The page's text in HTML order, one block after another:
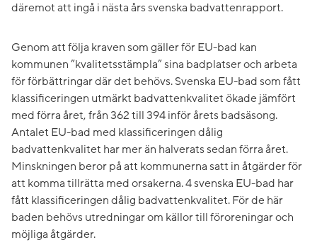
däremot att ingå i nästa års svenska badvattenrapport.
Genom att följa kraven som gäller för EU-bad kan
kommunen ”kvalitetsstämpla” sina badplatser och arbeta
för förbättringar där det behövs. Svenska EU-bad som fått
klassificeringen utmärkt badvattenkvalitet ökade jämfört
med förra året, från 362 till 394 inför årets badsäsong.
Antalet EU-bad med klassificeringen dålig
badvattenkvalitet har mer än halverats sedan förra året.
Minskningen beror på att kommunerna satt in åtgärder för
att komma tillrätta med orsakerna. 4 svenska EU-bad har
fått klassificeringen dålig badvattenkvalitet. För de här
baden behövs utredningar om källor till föroreningar och
möjliga åtgärder.